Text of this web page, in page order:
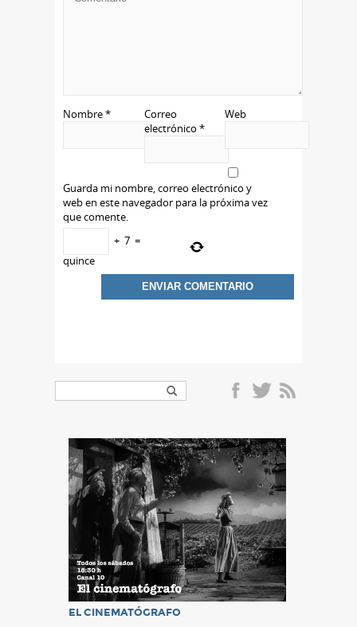
Nombre*
Correo
electrónico *
Web
Guarda mi nombre, correo electrónico y
web en este navegador para la próxima vez
que comente.
+ 7 =
quince
EL CINEMATÓGRAFO